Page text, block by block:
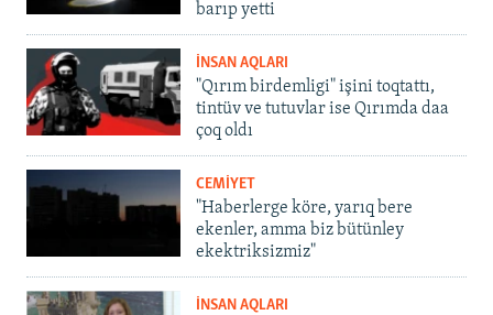
barıp yetti
İNSAN AQLARI
"Qırım birdemligi" işini toqtattı,
tintüv ve tutuvlar ise Qırımda daa
çoq oldı
CEMİYET
"Haberlerge köre, yarıq bere
ekenler, amma biz bütünley
ekektriksizmiz"
İNSAN AQLARI